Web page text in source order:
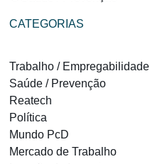
CATEGORIAS
Trabalho / Empregabilidade
Saúde / Prevenção
Reatech
Política
Mundo PcD
Mercado de Trabalho